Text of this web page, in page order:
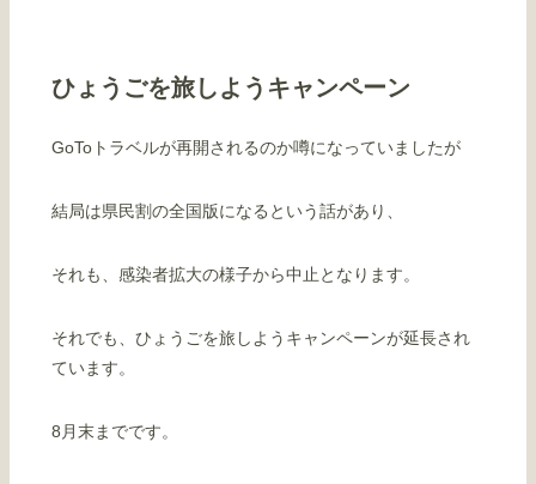
ひょうごを旅しようキャンペーン
GoToトラベルが再開されるのか噂になっていましたが
結局は県民割の全国版になるという話があり、
それも、感染者拡大の様子から中止となります。
それでも、ひょうごを旅しようキャンペーンが延長され
ています。
8月末までです。